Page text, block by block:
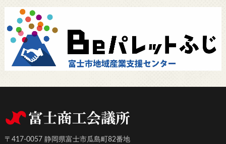
〒417-0057 静岡県富士市瓜島町82番地